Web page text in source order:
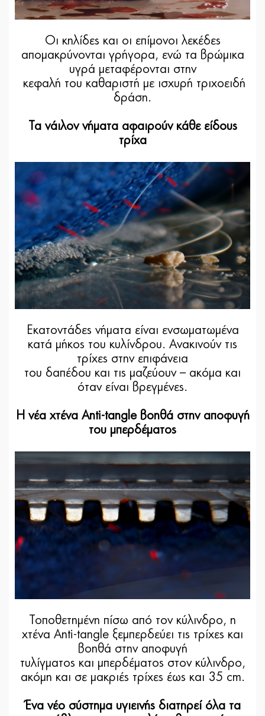
Οι κηλίδες και οι επίμονοι λεκέδες
απομακρύνονται γρήγορα, ενώ τα βρώμικα
υγρά μεταφέρονται στην
κεφαλή του καθαριστή με ισχυρή τριχοειδή
δράση.
Τα νάιλον νήματα αφαιρούν κάθε είδους
τρίχα
Εκατοντάδες νήματα είναι ενσωματωμένα
κατά μήκος του κυλίνδρου. Ανακινούν τις
τρίχες στην επιφάνεια
του δαπέδου και τις μαζεύουν – ακόμα και
όταν είναι βρεγμένες.
Η νέα χτένα Anti-tangle βοηθά στην αποφυγή
του μπερδέματος
Τοποθετημένη πίσω από τον κύλινδρο, η
χτένα Anti-tangle ξεμπερδεύει τις τρίχες και
βοηθά στην αποφυγή
τυλίγματος και μπερδέματος στον κύλινδρο,
ακόμη και σε μακριές τρίχες έως και 35 cm.
Ένα νέο σύστημα υγιεινής διατηρεί όλα τα